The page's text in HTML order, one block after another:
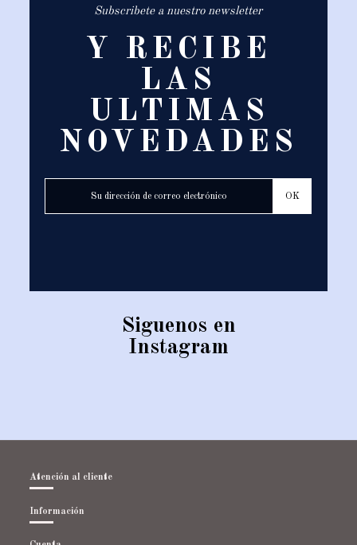
Subscribete a nuestro newsletter
Y RECIBE
LAS
ULTIMAS
NOVEDADES
Siguenos en
Instagram
Atención al cliente
Información